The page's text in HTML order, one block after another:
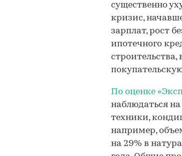
существенно
кризис,
зарплат, рост
ипотечного
По оценке
наблюдаться
техники,
например,
на 29% в